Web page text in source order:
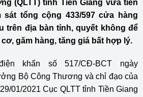
(QLTT) tỉnh Tiền Giang vừa tiến
sát tổng cộng 433/597 cửa hàng
trên địa bàn tỉnh, quyết không để
găm hàng, tăng giá bất hợp lý.
khẩn số 517/CĐ-BCT ngày
Bộ Công Thương và chỉ đạo của
01/2021 Cục QLTT tỉnh Tiền Giang